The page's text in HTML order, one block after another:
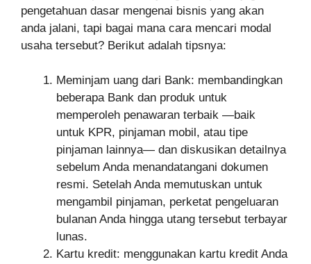
pengetahuan dasar mengenai bisnis yang akan
anda jalani, tapi bagai mana cara mencari modal
usaha tersebut? Berikut adalah tipsnya:
Meminjam uang dari Bank: membandingkan
beberapa Bank dan produk untuk
memperoleh penawaran terbaik —baik
untuk KPR, pinjaman mobil, atau tipe
pinjaman lainnya— dan diskusikan detailnya
sebelum Anda menandatangani dokumen
resmi. Setelah Anda memutuskan untuk
mengambil pinjaman, perketat pengeluaran
bulanan Anda hingga utang tersebut terbayar
lunas.
Kartu kredit: menggunakan kartu kredit Anda